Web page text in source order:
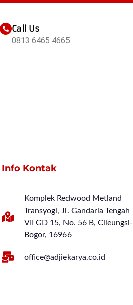
Call Us
0813 6465 4665
Info Kontak
Komplek Redwood Metland
Transyogi, Jl. Gandaria Tengah
VII GD 15, No. 56 B, Cileungsi-
Bogor, 16966
office@adjiekarya.co.id